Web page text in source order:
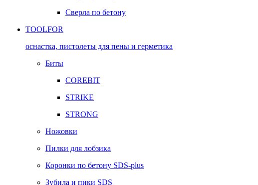
Сверла по бетону
TOOLFOR
оснастка, пистолеты для пены и герметика
Биты
COREBIT
STRIKE
STRONG
Ножовки
Пилки для лобзика
Коронки по бетону SDS-plus
Зубила и пики SDS